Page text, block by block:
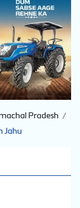
Pradesh
Jahu